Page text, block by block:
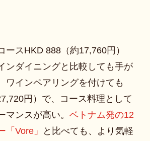
ースHKD 888（約17,760円）
ンダイニングと比較しても手が
ワインペアリングを付けても
円）で、コース料理として
マンスが高い。 ベトナム発の12
「Vore」
と比べても、より気軽